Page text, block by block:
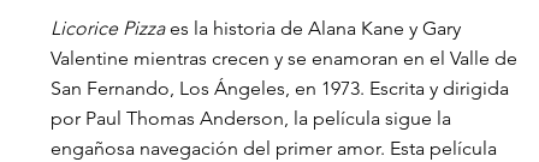
Licorice Pizza es la historia de Alana Kane y Gary
Valentine mientras crecen y se enamoran en el Valle de
San Fernando, Los Ángeles, en 1973. Escrita y dirigida
por Paul Thomas Anderson, la película sigue la
engañosa navegación del primer amor. Esta película